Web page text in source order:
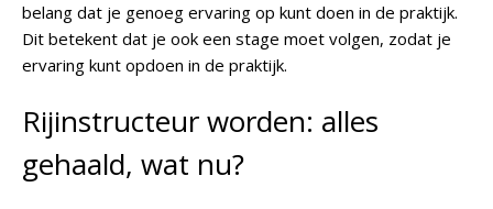
belang dat je genoeg ervaring op kunt doen in de praktijk.
Dit betekent dat je ook een stage moet volgen, zodat je
ervaring kunt opdoen in de praktijk.
Rijinstructeur worden: alles
gehaald, wat nu?